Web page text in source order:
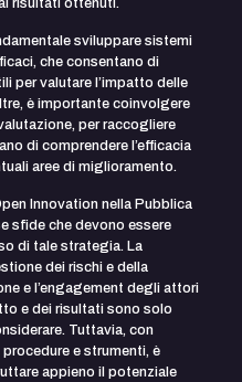
risultati ottenuti.
sviluppare sistemi
che consentano di
per valutare l’impatto delle
è importante coinvolgere
per raccogliere
di comprendere l’efficacia
aree di miglioramento.
Innovation nella Pubblica
sfide che devono essere
di tale strategia. La
dei rischi e della
e l’engagement degli attori
e dei risultati sono solo
Tuttavia, con
e strumenti, è
appieno il potenziale